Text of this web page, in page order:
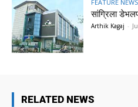
FEATURE NEWS
सांग्रिला
Arthik Kagaj -
RELATED NEWS